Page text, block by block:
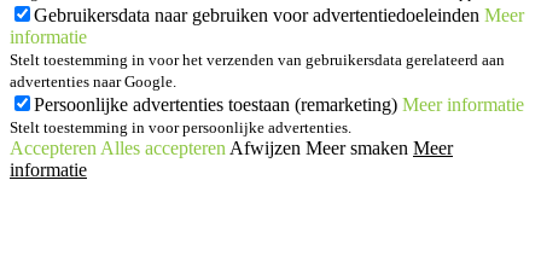
Gebruikersdata naar gebruiken voor advertentiedoeleinden Meer
informatie
Stelt toestemming in voor het verzenden van gebruikersdata gerelateerd aan
advertenties naar Google.
Persoonlijke advertenties toestaan (remarketing) Meer informatie
Stelt toestemming in voor persoonlijke advertenties.
Accepteren Alles accepteren Afwijzen Meer smaken Meer
informatie